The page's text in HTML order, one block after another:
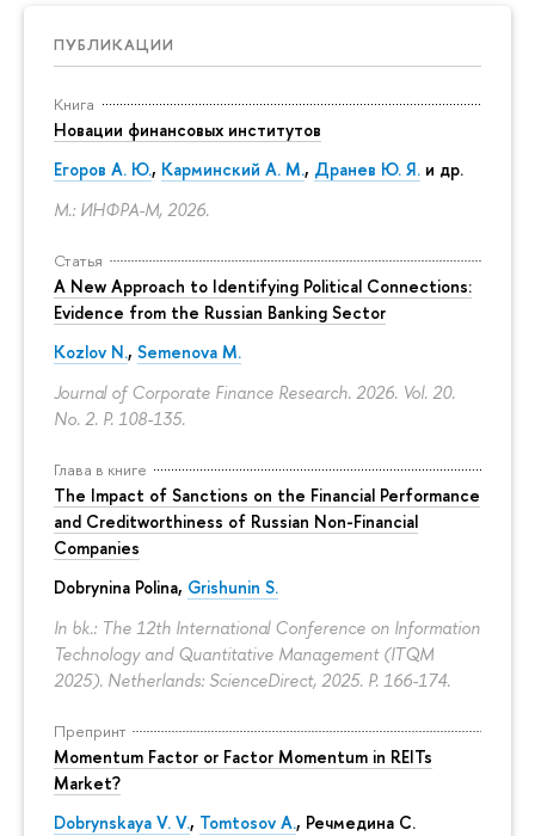
ПУБЛИКАЦИИ
Книга
Новации финансовых институтов
Егоров А. Ю., Карминский А. М., Дранев Ю. Я. и др.
М.: ИНФРА-М, 2026.
Статья
A New Approach to Identifying Political Connections:
Evidence from the Russian Banking Sector
Kozlov N., Semenova M.
Journal of Corporate Finance Research. 2026. Vol. 20.
No. 2. P. 108-135.
Глава в книге
The Impact of Sanctions on the Financial Performance
and Creditworthiness of Russian Non-Financial
Companies
Dobrynina Polina, Grishunin S.
In bk.: The 12th International Conference on Information
Technology and Quantitative Management (ITQM
2025). Netherlands: ScienceDirect, 2025. P. 166-174.
Препринт
Momentum Factor or Factor Momentum in REITs
Market?
Dobrynskaya V. V., Tomtosov A., Речмедина С.